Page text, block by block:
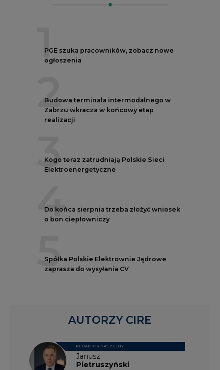
1
PGE szuka pracowników, zobacz nowe
ogłoszenia
2
Budowa terminala intermodalnego w
Zabrzu wkracza w końcowy etap
realizacji
3
Kogo teraz zatrudniają Polskie Sieci
Elektroenergetyczne
4
Do końca sierpnia trzeba złożyć wniosek
o bon ciepłowniczy
5
Spółka Polskie Elektrownie Jądrowe
zaprasza do wysyłania CV
Janusz
Pietruszyński
REDAKTOR NACZELNY
AUTORZY CIRE